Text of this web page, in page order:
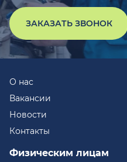
ЗАКАЗАТЬ ЗВОНОК
О нас
Вакансии
Новости
Контакты
Физическим лицам